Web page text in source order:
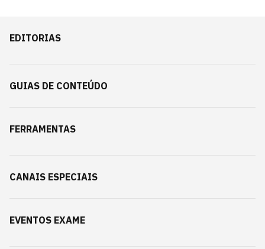
EDITORIAS
GUIAS DE CONTEÚDO
FERRAMENTAS
CANAIS ESPECIAIS
EVENTOS EXAME